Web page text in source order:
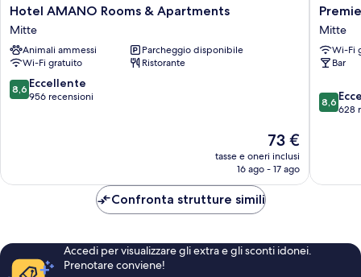
Hotel
AMANO
Rooms
&
Apartments
Mitte
Hotel AMANO Rooms & Apartments
Mitte
Animali ammessi
Parcheggio disponibile
Wi-Fi gratuito
Ristorante
8.6
su
8,6 Eccellente
956 recensioni
Il
prezzo
attuale
73 €
tasse e oneri inclusi
16 ago - 17 ago
Premier
Inn
Berlin
Mitte
Mitte
Wi-Fi
Bar
8.6
su
8,6
628
Confronta strutture simili
Accedi per visualizzare gli extra e gli sconti idonei.
Prenotare conviene!